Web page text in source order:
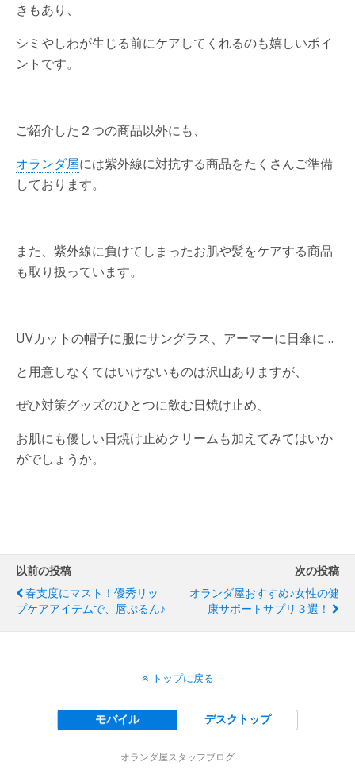
きもあり、
シミやしわが生じる前にケアしてくれるのも嬉しいポイ
ントです。
ご紹介した２つの商品以外にも、
オランダ屋には紫外線に対抗する商品をたくさんご準備
しております。
また、紫外線に負けてしまったお肌や髪をケアする商品
も取り扱っています。
UVカットの帽子に服にサングラス、アーマーに日傘に…
と用意しなくてはいけないものは沢山ありますが、
ぜひ対策グッズのひとつに飲む日焼け止め、
お肌にも優しい日焼け止めクリームも加えてみてはいか
がでしょうか。
以前の投稿
春支度にマスト！優秀リッ
プケアアイテムで、唇ぷるん♪
次の投稿
オランダ屋おすすめ♪女性の健
康サポートサプリ３選！
トップに戻る
モバイル デスクトップ
オランダ屋スタッフブログ